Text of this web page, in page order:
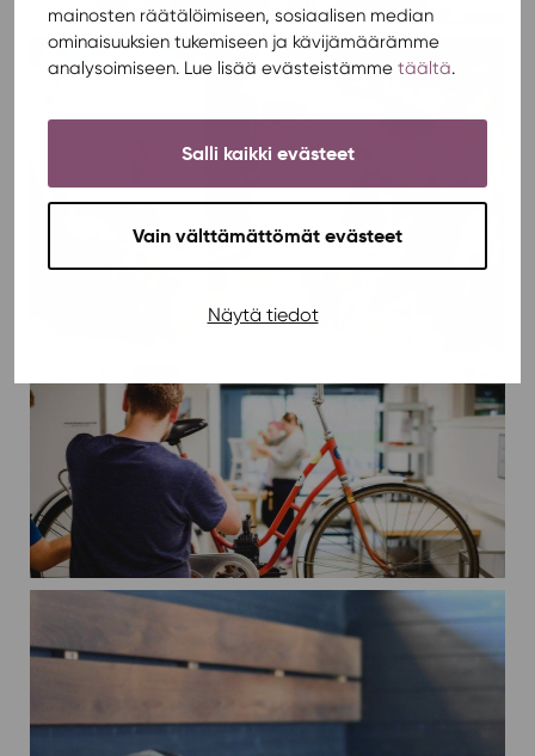
mainosten räätälöimiseen, sosiaalisen median
ominaisuuksien tukemiseen ja kävijämäärämme
analysoimiseen. Lue lisää evästeistämme täältä.
Salli kaikki evästeet
Vain välttämättömät evästeet
Näytä tiedot